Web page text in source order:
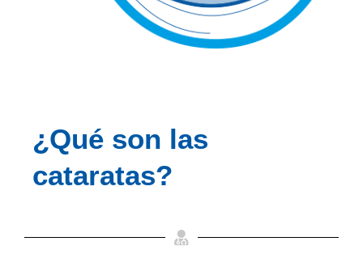
¿Qué son las
cataratas?